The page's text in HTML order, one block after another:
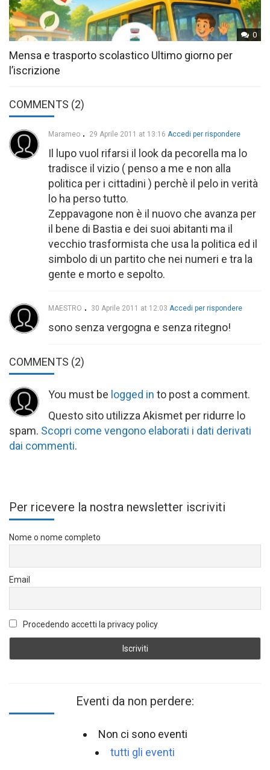
0
Mensa e trasporto scolastico Ultimo giorno per
l’iscrizione
COMMENTS (2)
Marameo 29 Aprile 2011 at 13:16 Accedi per rispondere
Il lupo vuol rifarsi il look da pecorella ma lo
tradisce il vizio ( penso a me e non alla
politica per i cittadini ) perchè il pelo in verità
lo ha perso tutto.
Zeppavagone non è il nuovo che avanza per
il bene di Bastia e dei suoi abitanti ma il
vecchio trasformista che usa la politica ed il
simbolo di un partito che nei numeri e tra la
gente e morto e sepolto.
MAESTRO 30 Aprile 2011 at 12:03 Accedi per rispondere
sono senza vergogna e senza ritegno!
COMMENTS (2)
You must be logged in to post a comment.
Questo sito utilizza Akismet per ridurre lo
spam. Scopri come vengono elaborati i dati derivati
dai commenti.
Per ricevere la nostra newsletter iscriviti
Nome o nome completo
Email
Procedendo accetti la privacy policy
Eventi da non perdere:
Non ci sono eventi
tutti gli eventi